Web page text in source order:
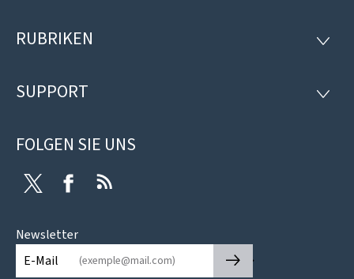
Footer
RUBRIKEN
SUPPORT
FOLGEN SIE UNS
Twitter Facebook
Newsletter
E-Mail
🡒